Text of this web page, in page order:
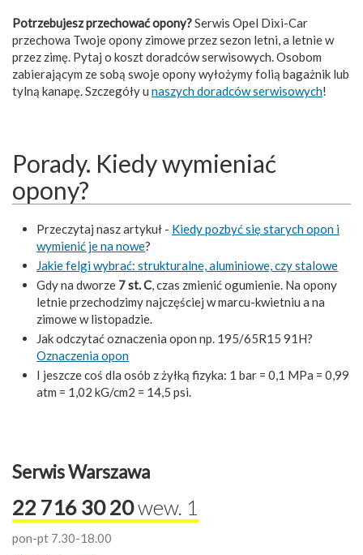
Potrzebujesz przechować opony?Serwis Opel Dixi-Car
przechowa Twoje opony zimowe przez sezon letni, a letnie w
przez zimę. Pytaj o koszt doradców serwisowych. Osobom
zabierającym ze sobą swoje opony wyłożymy folią bagażnik lub
tylną kanapę. Szczegóły u naszych doradców serwisowych!
Porady. Kiedy wymieniać
opony?
Przeczytaj nasz artykuł - Kiedy pozbyć się starych opon i
wymienić je na nowe?
Jakie felgi wybrać: strukturalne, aluminiowe, czy stalowe
Gdy na dworze 7 st. C, czas zmienić ogumienie. Na opony
letnie przechodzimy najczęściej w marcu-kwietniu a na
zimowe w listopadzie.
Jak odczytać oznaczenia opon np. 195/65R15 91H?
Oznaczenia opon
I jeszcze coś dla osób z żyłką fizyka: 1 bar = 0,1 MPa = 0,99
atm = 1,02 kG/cm2 = 14,5 psi.
Serwis Warszawa
22 716 30 20wew. 1
pon-pt 7.30-18.00